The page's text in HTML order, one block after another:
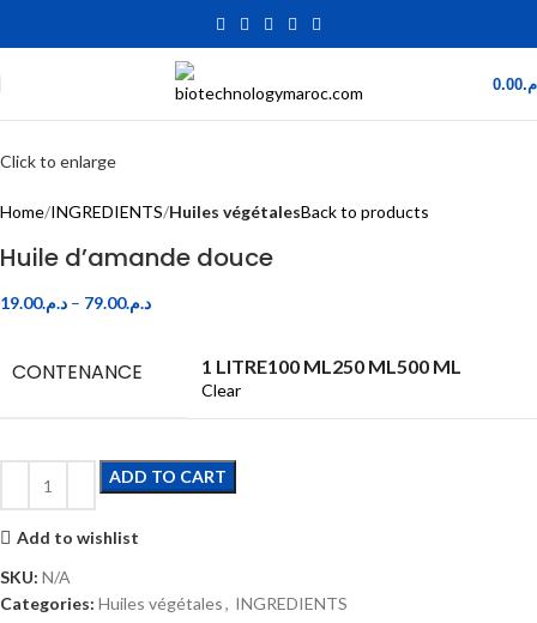
0.00
Click to enlarge
Home INGREDIENTS Huiles végétalesBack to products
Huile d’amande douce
د.م.19.00 – د.م.79.00
CONTENANCE 1 LITRE100 ML250 ML500 ML
Clear
ADD TO CART
Add to wishlist
SKU: N/A
Categories: Huiles végétales, INGREDIENTS